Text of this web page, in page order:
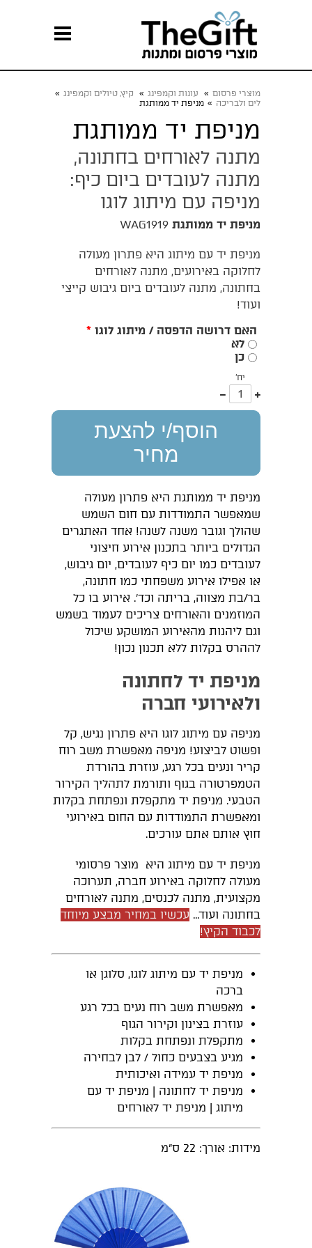
מוצרי פרסום » עונות וקמפינג » קיץ, טיולים וקמפינג »
לים ולבריכה » מניפת יד ממותגת
מניפת יד ממותגת
מתנה לאורחים בחתונה,
מתנה לעובדים ביום כיף:
מניפה עם מיתוג לוגו
מניפת יד ממותגת WAG1919
מניפת יד עם מיתוג היא פתרון מעולה
לחלוקה באירועים, מתנה לאורחים
בחתונה, מתנה לעובדים ביום גיבוש קייצי
ועוד!
האם דרושה הדפסה / מיתוג לוגו *
לא
כן
יח'
עוד
אחד
הוסף/י להצעת
מחיר
מניפת יד ממותגת היא פתרון מעולה
שמאפשר התמודדות עם חום השמש
שהולך וגובר משנה לשנה! אחד האתגרים
הגדולים ביותר בתכנון אירוע חיצוני
לעובדים כמו יום כיף לעובדים, יום גיבוש,
או אפילו אירוע משפחתי כמו חתונה,
בר/בת מצווה, בריתה וכד'. אירוע בו כל
המוזמנים והאורחים צריכים לעמוד בשמש
וגם ליהנות מהאירוע המושקע שיכול
לההרס בקלות ללא תכנון נכון!
מניפת יד לחתונה
ולאירועי חברה
מניפה עם מיתוג לוגו היא פתרון נגיש, קל
ופשוט לביצוע! מניפה מאפשרת משב רוח
קריר ונעים בכל רגע, עוזרת בהורדת
הטמפרטורה בגוף ותורמת לתהליך הקירור
הטבעי. מניפת יד מתקפלת ונפתחת בקלות
ומאפשרת התמודדות עם החום באירועי
חוץ אותם אתם עורכים.
מניפת יד עם מיתוג היא מוצר פרסומי
מעולה לחלוקה באירוע חברה, תערוכה
מקצועית, מתנה לכנסים, מתנה לאורחים
בחתונה ועוד... עכשיו במחיר מבצע מיוחד
לכבוד הקיץ!
מניפת יד עם מיתוג לוגו, סלוגן או
ברכה
מאפשרת משב רוח נעים בכל רגע
עוזרת בצינון וקירור הגוף
מתקפלת ונפתחת בקלות
מגיע בצבעים כחול / לבן לבחירה
מניפת יד עמידה ואיכותית
מניפת יד לחתונה | מניפת יד עם
מיתוג | מניפת יד לאורחים
מידות: אורך: 22 ס"מ